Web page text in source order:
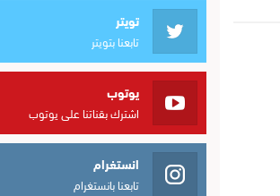
تويتر
تابعنا بتويتر
يوتوب
اشترك بقناتنا على يوتوب
انستغرام
تابعنا بانستغرام